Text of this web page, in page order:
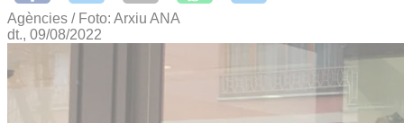
Agències / Foto: Arxiu ANA
dt., 09/08/2022